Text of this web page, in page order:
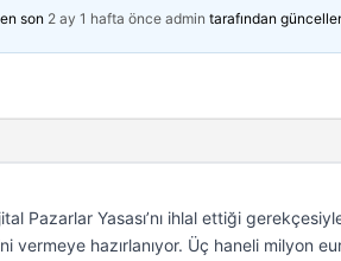
son 2 ay 1 hafta önce admin tarafından
Pazarlar Yasası’nı ihlal ettiği
vermeye hazırlanıyor. Üç haneli milyon